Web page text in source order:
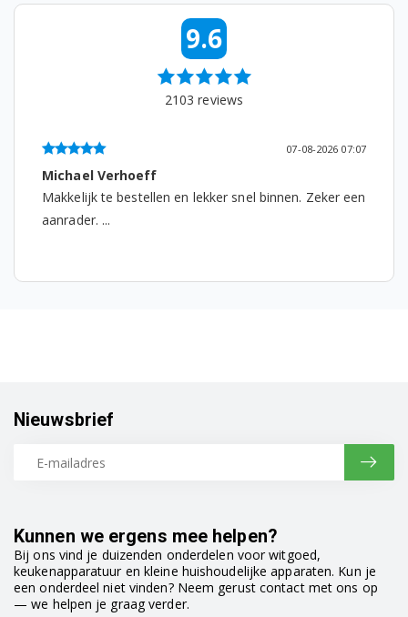
9.6
2103 reviews
07-08-2026 07:07
Michael Verhoeff
Makkelijk te bestellen en lekker snel binnen. Zeker een
aanrader. ...
Kunnen we ergens mee helpen?
Bij ons vind je duizenden onderdelen voor witgoed,
keukenapparatuur en kleine huishoudelijke apparaten. Kun je
een onderdeel niet vinden? Neem gerust contact met ons op
— we helpen je graag verder.
Nieuwsbrief